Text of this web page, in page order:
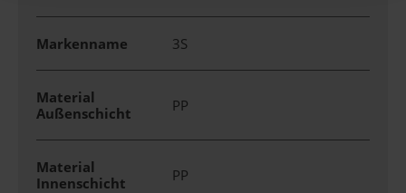
Markenname 3S
Material
Außenschicht
PP
Material
Innenschicht
PP